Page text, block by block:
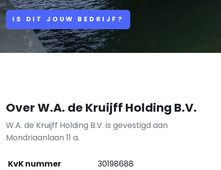
IS DIT JOUW BEDRIJF?
Over W.A. de Kruijff Holding B.V.
W.A. de Kruijff Holding B.V. is gevestigd aan
Mondriaanlaan 11 a.
KvK nummer
30198688